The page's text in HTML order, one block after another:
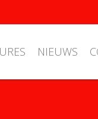
NIEUWS